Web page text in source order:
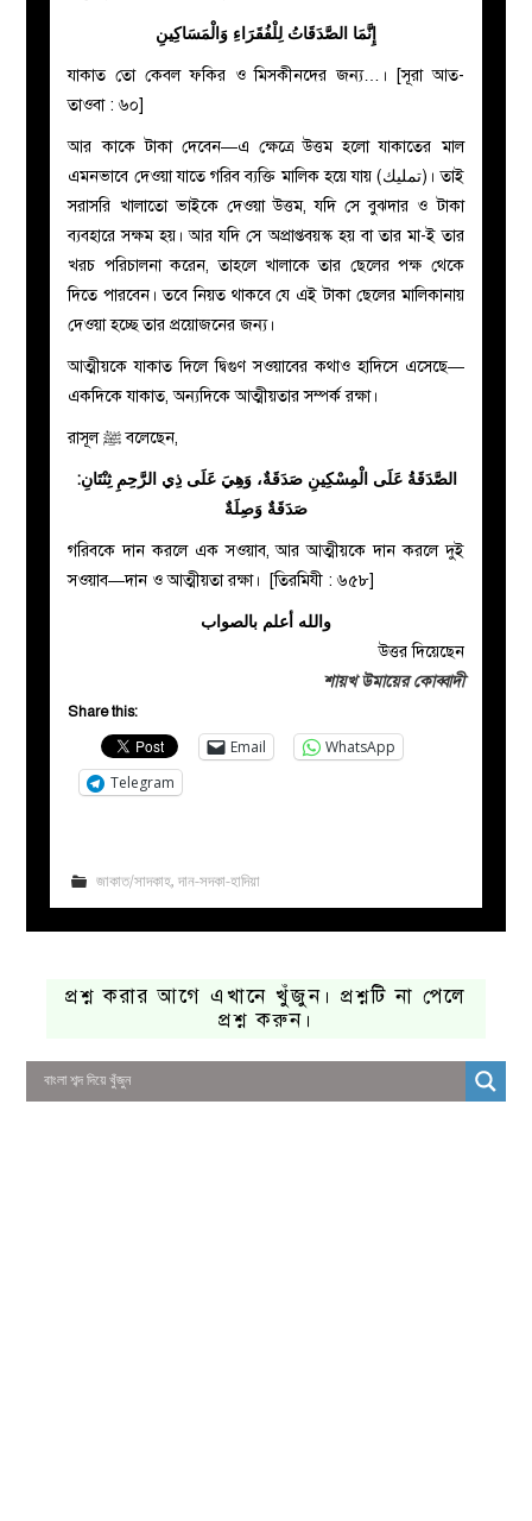
إِنَّمَا الصَّدَقَاتُ لِلْفُقَرَاءِ وَالْمَسَاكِينِ
যাকাত তো কেবল ফকির ও মিসকীনদের জন্য…। [সূরা আত-
তাওবা : ৬০]
আর কাকে টাকা দেবেন—এ ক্ষেত্রে উত্তম হলো যাকাতের মাল
এমনভাবে দেওয়া যাতে গরিব ব্যক্তি মালিক হয়ে যায় (تمليك)। তাই
সরাসরি খালাতো ভাইকে দেওয়া উত্তম, যদি সে বুঝদার ও টাকা
ব্যবহারে সক্ষম হয়। আর যদি সে অপ্রাপ্তবয়স্ক হয় বা তার মা-ই তার
খরচ পরিচালনা করেন, তাহলে খালাকে তার ছেলের পক্ষ থেকে
দিতে পারবেন। তবে নিয়ত থাকবে যে এই টাকা ছেলের মালিকানায়
দেওয়া হচ্ছে তার প্রয়োজনের জন্য।
আত্মীয়কে যাকাত দিলে দ্বিগুণ সওয়াবের কথাও হাদিসে এসেছে—
একদিকে যাকাত, অন্যদিকে আত্মীয়তার সম্পর্ক রক্ষা।
রাসূল ﷺ বলেছেন,
الصَّدَقَةُ عَلَى الْمِسْكِينِ صَدَقَةٌ، وَهِيَ عَلَى ذِي الرَّحِمِ ثِنْتَانِ:
صَدَقَةٌ وَصِلَةٌ
গরিবকে দান করলে এক সওয়াব, আর আত্মীয়কে দান করলে দুই
সওয়াব—দান ও আত্মীয়তা রক্ষা। [তিরমিযী : ৬৫৮]
والله أعلم بالصواب
উত্তর দিয়েছেন
শায়খ উমায়ের কোব্বাদী
Share this:
Email
WhatsApp
Telegram
জাকাত/সাদকাহ, দান-সদকা-হাদিয়া
প্রশ্ন করার আগে এখানে খুঁজুন। প্রশ্নটি না পেলে
প্রশ্ন করুন।